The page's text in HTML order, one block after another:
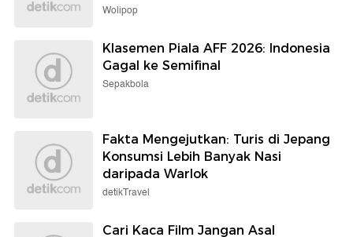
Wolipop
Klasemen Piala AFF 2026: Indonesia
Gagal ke Semifinal
Sepakbola
Fakta Mengejutkan: Turis di Jepang
Konsumsi Lebih Banyak Nasi
daripada Warlok
detikTravel
Cari Kaca Film Jangan Asal